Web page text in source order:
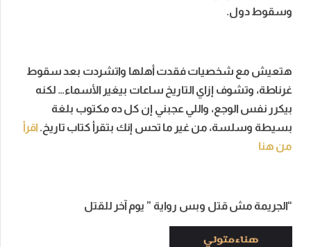
وسقوط دول.
هتعيش مع شخصيات فقدت أهلها واتشردت بعد سقوط
غرناطة، وتشوف إزاي التاريخ ساعات بيغير الأسماء… لكنه
بيكرر نفس الوجع، واللي عجبني إن كل ده مكتوب بلغة
بسيطة وسلسة، من غير ما تحس إنك بتقرأ كتاب تاريخ. اقرأ
من هنا
“الجريمة مش قتل وبس رواية ” يوم آخر للقتل